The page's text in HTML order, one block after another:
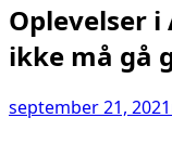
Oplevelser i
ikke må gå
september 21, 2021